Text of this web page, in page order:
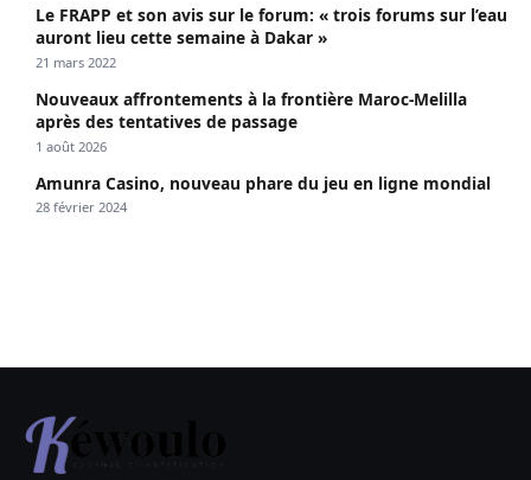
Le FRAPP et son avis sur le forum: « trois forums sur l’eau
auront lieu cette semaine à Dakar »
21 mars 2022
Nouveaux affrontements à la frontière Maroc-Melilla
après des tentatives de passage
1 août 2026
Amunra Casino, nouveau phare du jeu en ligne mondial
28 février 2024